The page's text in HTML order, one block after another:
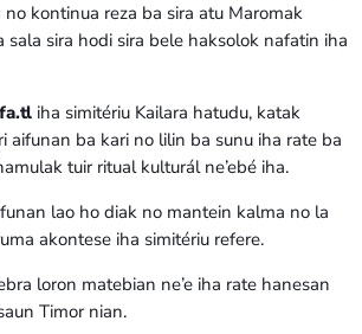
kontinua reza ba sira atu Maromak
sala sira hodi sira bele haksolok nafatin iha
iha simitériu Kailara hatudu, katak
aifunan ba kari no lilin ba sunu iha rate ba
tuir ritual kulturál ne’ebé iha.
lao ho diak no mantein kalma no la
akontese iha simitériu refere.
loron matebian ne’e iha rate hanesan
Timor nian.